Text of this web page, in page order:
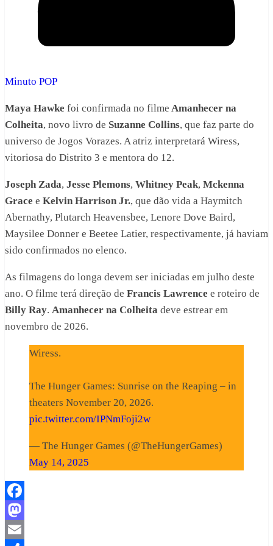
Minuto POP
Maya Hawke foi confirmada no filme Amanhecer na
Colheita, novo livro de Suzanne Collins, que faz parte do
universo de Jogos Vorazes. A atriz interpretará Wiress,
vitoriosa do Distrito 3 e mentora do 12.
Joseph Zada, Jesse Plemons, Whitney Peak, Mckenna
Grace e Kelvin Harrison Jr., que dão vida a Haymitch
Abernathy, Plutarch Heavensbee, Lenore Dove Baird,
Maysilee Donner e Beetee Latier, respectivamente, já haviam
sido confirmados no elenco.
As filmagens do longa devem ser iniciadas em julho deste
ano. O filme terá direção de Francis Lawrence e roteiro de
Billy Ray. Amanhecer na Colheita deve estrear em
novembro de 2026.
Wiress.
The Hunger Games: Sunrise on the Reaping – in
theaters November 20, 2026.
pic.twitter.com/IPNmFoji2w
— The Hunger Games (@TheHungerGames)
May 14, 2025
Facebook
Mastodon